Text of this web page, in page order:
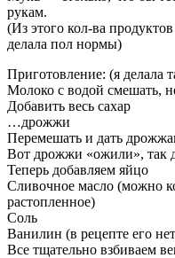
рукам.
(Из этого кол-ва
делала пол нормы)
Приготовление: (я делала
Молоко с водой смешать,
Добавить весь сахар
…дрожжи
Перемешать и дать
Вот дрожжи «ожили», так
Теперь добавляем яйцо
Сливочное масло (можно
растопленное)
Соль
Ванилин (в рецепте его
Все тщательно взбиваем